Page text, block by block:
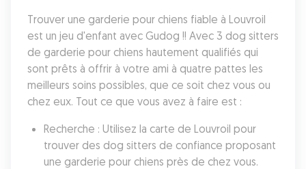
Trouver une garderie pour chiens fiable à Louvroil
est un jeu d'enfant avec Gudog !! Avec 3 dog sitters
de garderie pour chiens hautement qualifiés qui
sont prêts à offrir à votre ami à quatre pattes les
meilleurs soins possibles, que ce soit chez vous ou
chez eux. Tout ce que vous avez à faire est :
Recherche : Utilisez la carte de Louvroil pour
trouver des dog sitters de confiance proposant
une garderie pour chiens près de chez vous.